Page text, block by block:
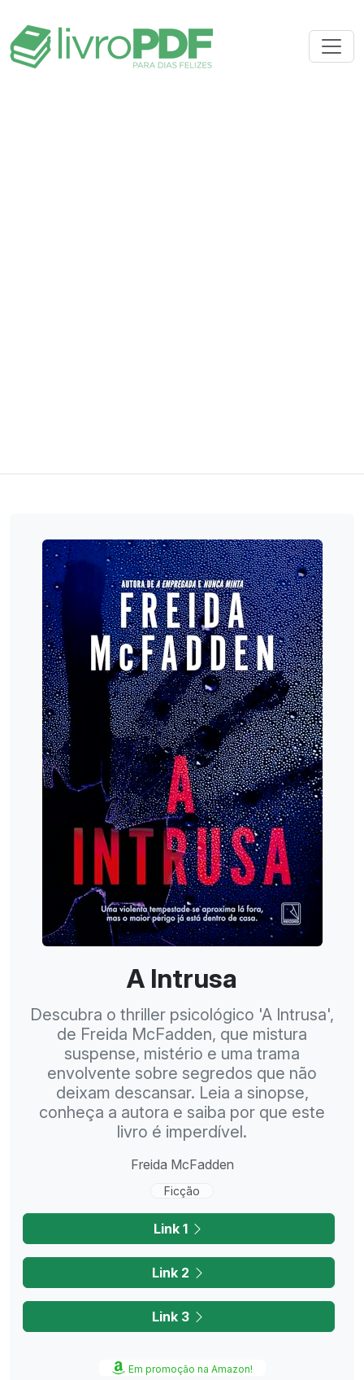
A Intrusa
Descubra o thriller psicológico 'A Intrusa',
de Freida McFadden, que mistura
suspense, mistério e uma trama
envolvente sobre segredos que não
deixam descansar. Leia a sinopse,
conheça a autora e saiba por que este
livro é imperdível.
Freida McFadden
Ficção
Link 1
Link 2
Link 3
Em promoção na Amazon!